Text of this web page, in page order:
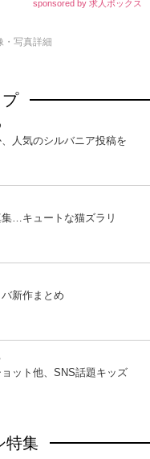
sponsored by 求人ボックス
・写真詳細
人気のシルバニア投稿を
…キュートな猫ズラリ
新作まとめ
ット他、SNS話題キッズ
特集